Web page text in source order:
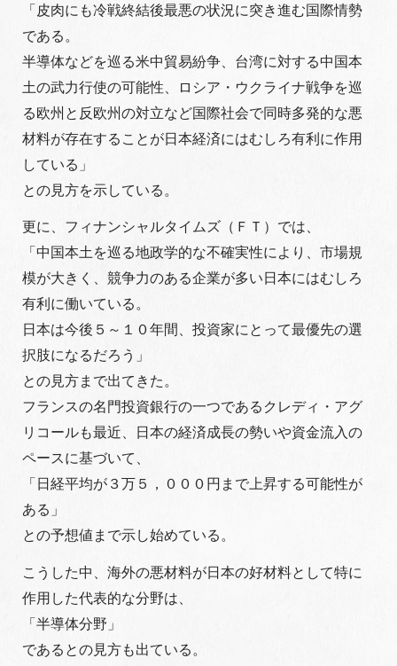
「皮肉にも冷戦終結後最悪の状況に突き進む国際情勢
である。
半導体などを巡る米中貿易紛争、台湾に対する中国本
土の武力行使の可能性、ロシア・ウクライナ戦争を巡
る欧州と反欧州の対立など国際社会で同時多発的な悪
材料が存在することが日本経済にはむしろ有利に作用
している」
との見方を示している。
更に、フィナンシャルタイムズ（ＦＴ）では、
「中国本土を巡る地政学的な不確実性により、市場規
模が大きく、競争力のある企業が多い日本にはむしろ
有利に働いている。
日本は今後５～１０年間、投資家にとって最優先の選
択肢になるだろう」
との見方まで出てきた。
フランスの名門投資銀行の一つであるクレディ・アグ
リコールも最近、日本の経済成長の勢いや資金流入の
ペースに基づいて、
「日経平均が３万５，０００円まで上昇する可能性が
ある」
との予想値まで示し始めている。
こうした中、海外の悪材料が日本の好材料として特に
作用した代表的な分野は、
「半導体分野」
であるとの見方も出ている。